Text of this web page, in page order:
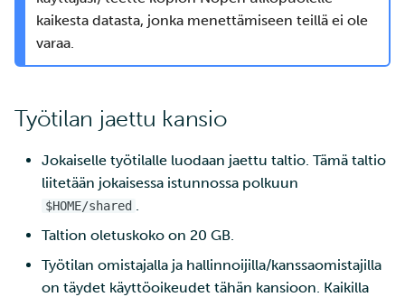
tarkastelu
Laskutus
Monivaiheinen
tunnistautuminen
Vahva tunnistautuminen
sovellus Rahdissa
Monivaiheinen
OAuth2-välityspalvelin
ja IDAn välillä Puhtin
kaikesta datasta, jonka menettämiseen teillä ei ole
varaa.
Työtilan jaettu kansio
Jokaiselle työtilalle luodaan jaettu taltio. Tämä taltio
liitetään jokaisessa istunnossa polkuun
$HOME/shared .
Taltion oletuskoko on 20 GB.
Työtilan omistajalla ja hallinnoijilla/kanssaomistajilla
on täydet käyttöoikeudet tähän kansioon. Kaikilla